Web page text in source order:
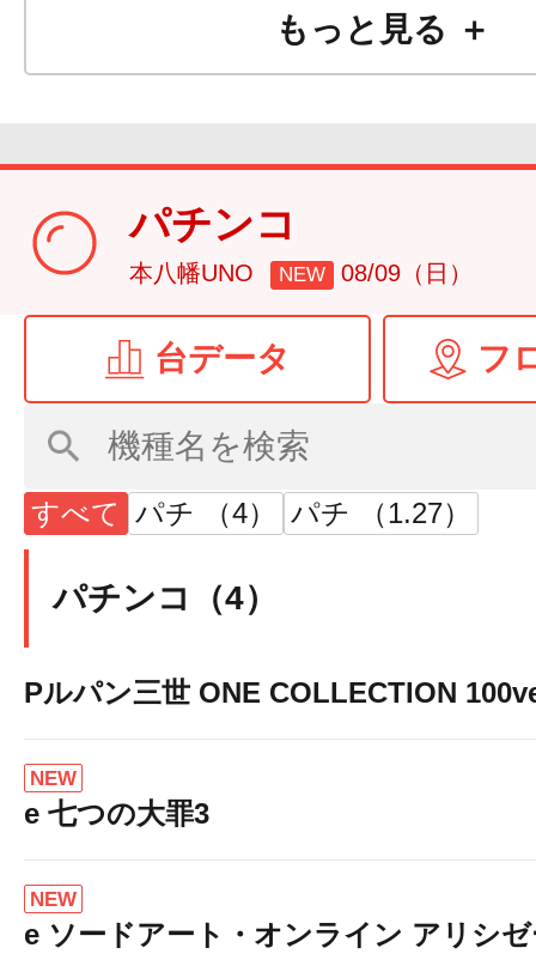
こちらをタップ
もっと見る ＋
パチンコ
本八幡UNO NEW 08/09（日）
台データ フ
すべて パチ （4） パチ （1.27）
パチンコ（4）
Pルパン三世 ONE COLLECTION
NEW
e 七つの大罪3
NEW
e ソードアート・オンライン アリシ